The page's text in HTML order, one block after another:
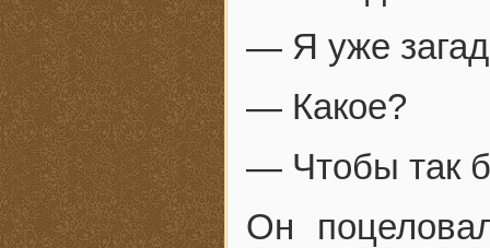
— Я уже
— Какое?
— Чтобы так
Он